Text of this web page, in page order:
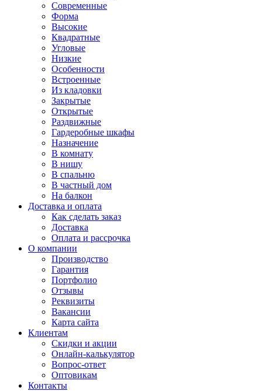
Современные
Форма
Высокие
Квадратные
Угловые
Низкие
Особенности
Встроенные
Из кладовки
Закрытые
Открытые
Раздвижные
Гардеробные шкафы
Назначение
В комнату
В нишу
В спальню
В частный дом
На балкон
Доставка и оплата
Как сделать заказ
Доставка
Оплата и рассрочка
О компании
Производство
Гарантия
Портфолио
Отзывы
Реквизиты
Вакансии
Карта сайта
Клиентам
Скидки и акции
Онлайн-калькулятор
Вопрос-ответ
Оптовикам
Контакты